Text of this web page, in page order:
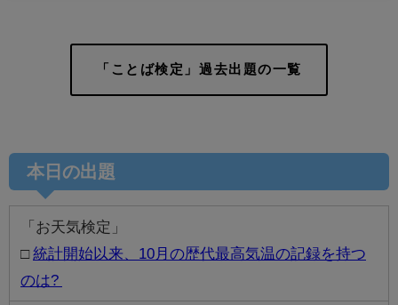
「ことば検定」過去出題の一覧
本日の出題
「お天気検定」
□ 統計開始以来、10月の歴代最高気温の記録を持つ
のは?